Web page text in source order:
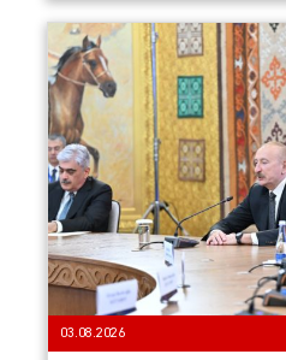
03.08.2026